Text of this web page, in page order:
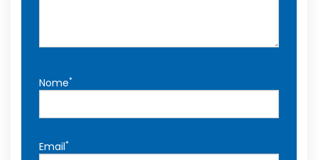
Nome*
Email*